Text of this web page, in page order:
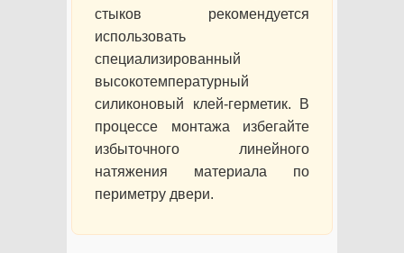
стыков рекомендуется
использовать
специализированный
высокотемпературный
силиконовый клей-герметик. В
процессе монтажа избегайте
избыточного линейного
натяжения материала по
периметру двери.